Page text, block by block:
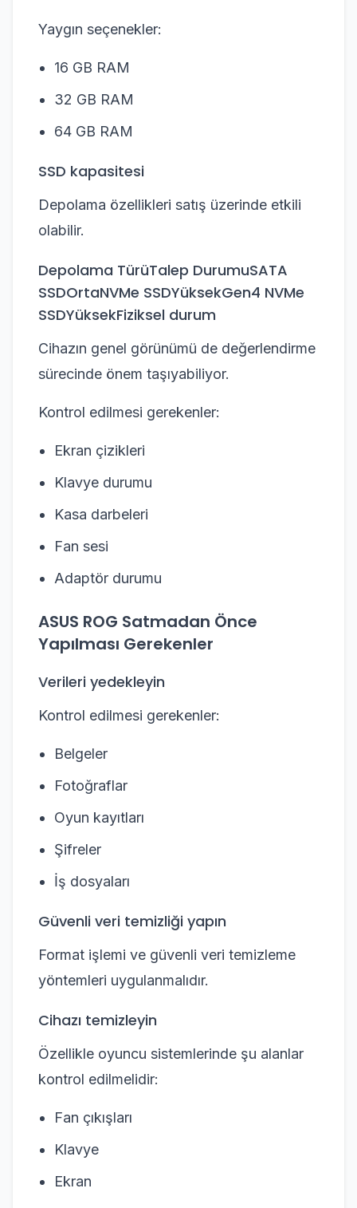
Yaygın seçenekler:
16 GB RAM
32 GB RAM
64 GB RAM
SSD kapasitesi
Depolama özellikleri satış üzerinde etkili
olabilir.
Depolama TürüTalep DurumuSATA
SSDOrtaNVMe SSDYüksekGen4 NVMe
SSDYüksekFiziksel durum
Cihazın genel görünümü de değerlendirme
sürecinde önem taşıyabiliyor.
Kontrol edilmesi gerekenler:
Ekran çizikleri
Klavye durumu
Kasa darbeleri
Fan sesi
Adaptör durumu
ASUS ROG Satmadan Önce
Yapılması Gerekenler
Verileri yedekleyin
Kontrol edilmesi gerekenler:
Belgeler
Fotoğraflar
Oyun kayıtları
Şifreler
İş dosyaları
Güvenli veri temizliği yapın
Format işlemi ve güvenli veri temizleme
yöntemleri uygulanmalıdır.
Cihazı temizleyin
Özellikle oyuncu sistemlerinde şu alanlar
kontrol edilmelidir:
Fan çıkışları
Klavye
Ekran